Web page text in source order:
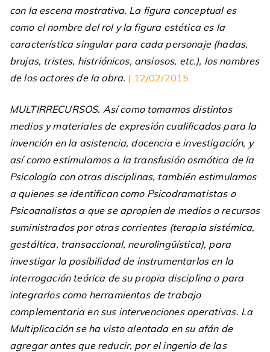
con la escena mostrativa. La figura conceptual es
como el nombre del rol y la figura estética es la
característica singular para cada personaje (hadas,
brujas, tristes, histriónicos, ansiosos, etc.), los nombres
de los actores de la obra. | 12/02/2015
MULTIRRECURSOS. Así como tomamos distintos
medios y materiales de expresión cualificados para la
invención en la asistencia, docencia e investigación, y
así como estimulamos a la transfusión osmótica de la
Psicología con otras disciplinas, también estimulamos
a quienes se identifican como Psicodramatistas o
Psicoanalistas a que se apropien de medios o recursos
suministrados por otras corrientes (terapia sistémica,
gestáltica, transaccional, neurolingüística), para
investigar la posibilidad de instrumentarlos en la
interrogación teórica de su propia disciplina o para
integrarlos como herramientas de trabajo
complementaria en sus intervenciones operativas. La
Multiplicación se ha visto alentada en su afán de
agregar antes que reducir, por el ingenio de las